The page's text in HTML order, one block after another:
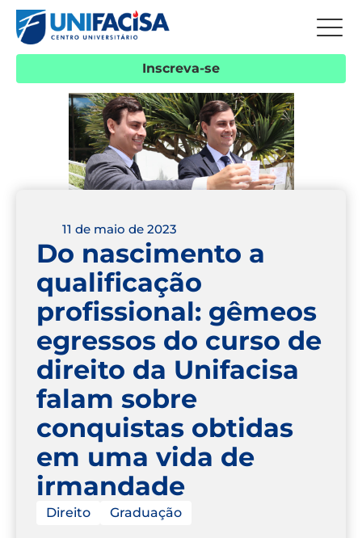
Inscreva-se
11 de maio de 2023
Do nascimento a
qualificação
profissional: gêmeos
egressos do curso de
direito da Unifacisa
falam sobre
conquistas obtidas
em uma vida de
irmandade
Direito Graduação